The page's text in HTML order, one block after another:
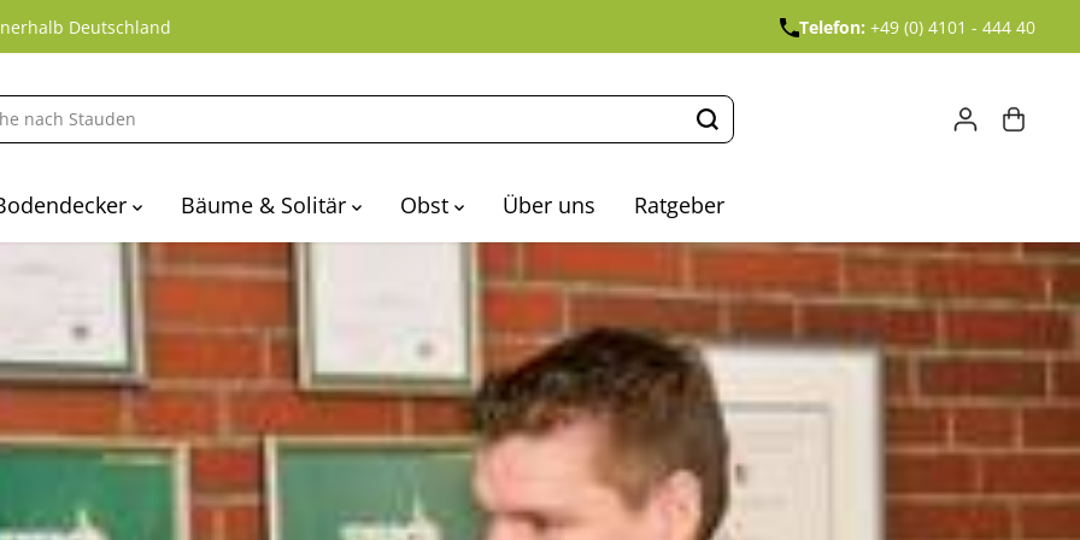
Deutschland Telefon: +49 (0) 4101 - 444 40
Bäume & Solitär Obst Über uns Ratgeber